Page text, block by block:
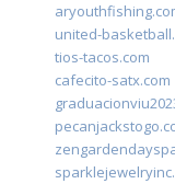
united-
tios-tacos.com
cafecito-satx.com